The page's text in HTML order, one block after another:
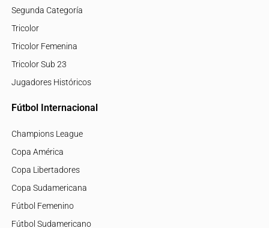
Segunda Categoría
Tricolor
Tricolor Femenina
Tricolor Sub 23
Jugadores Históricos
Fútbol Internacional
Champions League
Copa América
Copa Libertadores
Copa Sudamericana
Fútbol Femenino
Fútbol Sudamericano